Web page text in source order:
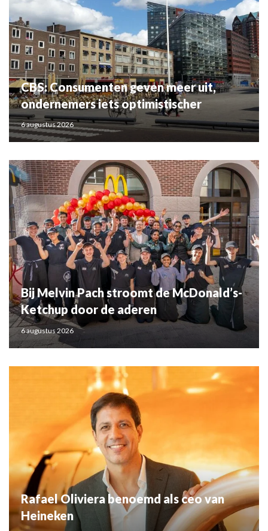
CBS: Consumenten geven meer uit,
ondernemers iets optimistischer
6 augustus 2026
Bij Melvin Pach stroomt de McDonald’s-
Ketchup door de aderen
6 augustus 2026
Rafael Oliviera benoemd als ceo van
Heineken